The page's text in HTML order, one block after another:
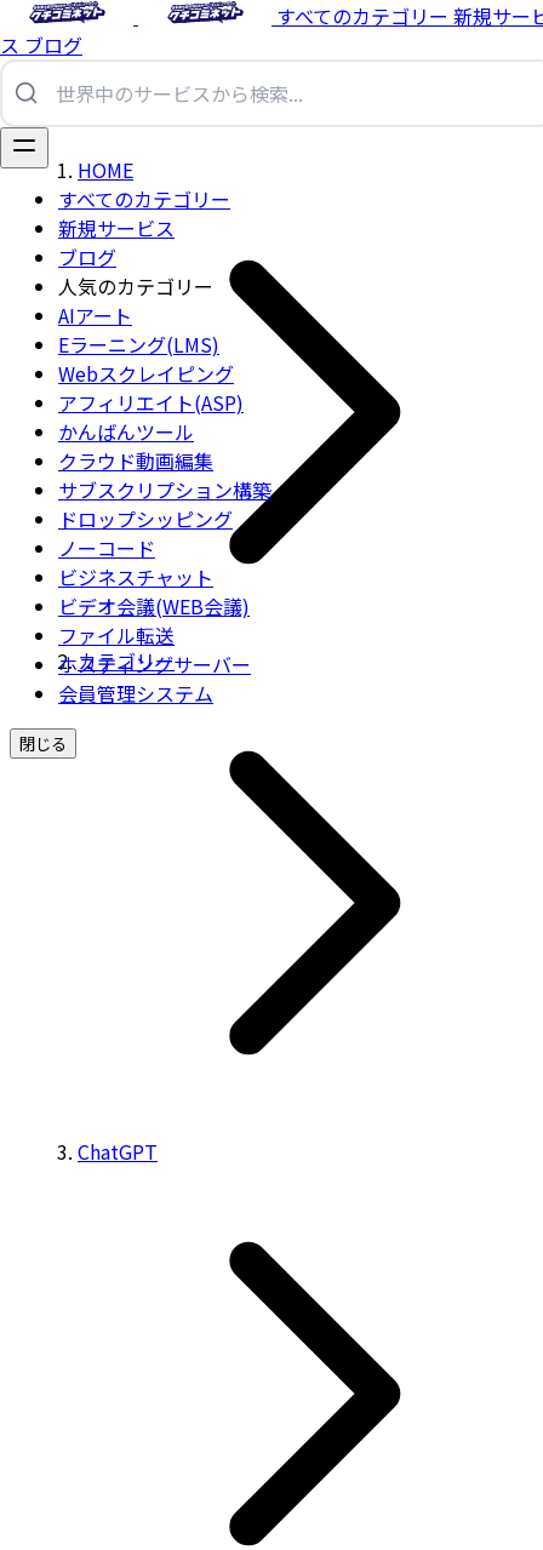
すべてのカテゴリー 新規サー
ス ブログ
すべてのカテゴリー
新規サービス
ブログ
人気のカテゴリー
AIアート
Eラーニング(LMS)
Webスクレイピング
アフィリエイト(ASP)
かんばんツール
クラウド動画編集
サブスクリプション構築
ドロップシッピング
ノーコード
ビジネスチャット
ビデオ会議(WEB会議)
ファイル転送
ホスティングサーバー
会員管理システム
閉じる
HOME
カテゴリー
ChatGPT